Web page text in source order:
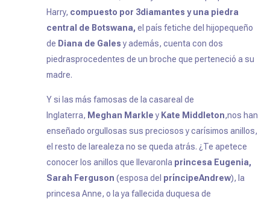
Harry, compuesto por 3diamantes y una piedra
central de Botswana, el país fetiche del hijopequeño
de Diana de Galesy además, cuenta con dos
piedrasprocedentes de un broche que perteneció a su
madre.
Y si las más famosas de la casareal de
Inglaterra, Meghan Markle y Kate Middleton,nos han
enseñado orgullosas sus preciosos y carísimos anillos,
el resto de larealeza no se queda atrás. ¿Te apetece
conocer los anillos que llevaronla princesa Eugenia,
Sarah Ferguson(esposa del príncipeAndrew), la
princesa Anne, o la ya fallecida duquesa de